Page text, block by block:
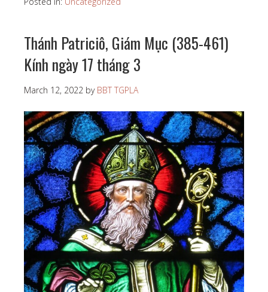
Thánh Patriciô, Giám Mục (385-461)
Kính ngày 17 tháng 3
March 12, 2022 by BBT TGPLA